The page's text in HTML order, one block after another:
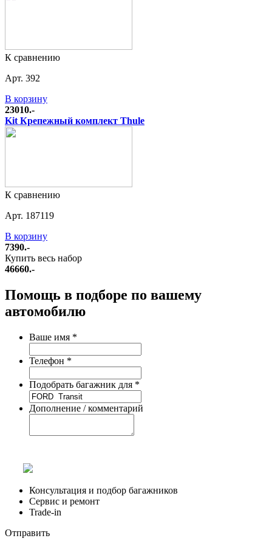
К сравнению
Арт. 392
В корзину
23010.-
Kit Крепежный комплект Thule
К сравнению
Арт. 187119
В корзину
7390.-
Купить весь набор
46660.-
Помощь в подборе по вашему
автомобилю
Ваше имя *
Телефон *
Подобрать багажник для *
Дополнение / комментарий
Консультация и подбор багажников
Сервис и ремонт
Trade-in
Отправить